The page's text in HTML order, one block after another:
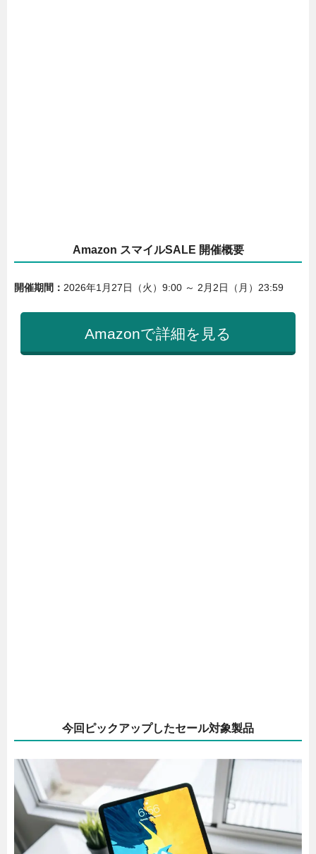
Amazon スマイルSALE 開催概要
開催期間： 2026年1月27日（火）9:00 ～ 2月2日（月）23:59
Amazonで詳細を見る
今回ピックアップしたセール対象製品